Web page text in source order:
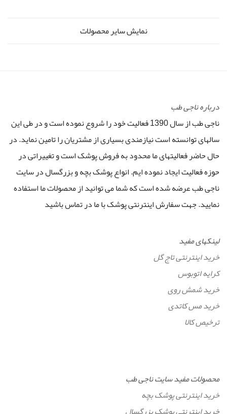
نمایش سایر محصولات
درباره ناجی طب
ناجی طب از سال 1390 فعالیت خود را شروع نموده است و در طی این
سالهای توانسته است نیازمندی بسیاری از مشتریان را تامین نماید. در
حال حاضر فعالیتهای ما محدود به فروش پوشک است و تغییراتی در
حوزه فعالیت ایجاد نموده ایم. انواع پوشک بچه و بزرگسال در سایت
ناجی طب عرضه شده است که شما می توانید از محصولات ما استفاده
نمایید. جهت سفارش اینترنتی پوشک با ما در تماس باشید
لینکهای مفید
خرید اینترنتی تاج گل
کرایه اتوبوس
خرید شمش روی
خرید مس کاتدی
ترخیص کالا
محصولات مفید سایت ناجی طب
خرید اینترنتی پوشک بچه